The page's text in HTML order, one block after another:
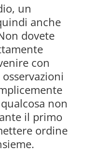
un
anche
dovete
con
non
il primo
ordine